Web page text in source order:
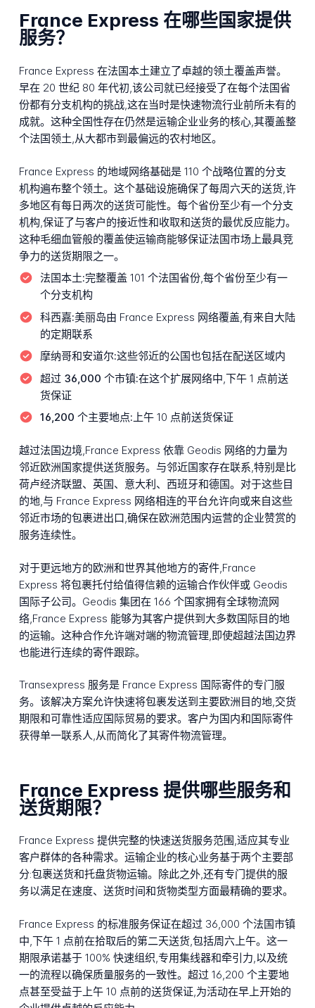
France Express 在哪些国家提供
服务？
France Express 在法国本土建立了卓越的领土覆盖声誉。
早在 20 世纪 80 年代初,该公司就已经接受了在每个法国省
份都有分支机构的挑战,这在当时是快速物流行业前所未有的
成就。这种全国性存在仍然是运输企业业务的核心,其覆盖整
个法国领土,从大都市到最偏远的农村地区。
France Express 的地域网络基础是 110 个战略位置的分支
机构遍布整个领土。这个基础设施确保了每周六天的送货,许
多地区有每日两次的送货可能性。每个省份至少有一个分支
机构,保证了与客户的接近性和收取和送货的最优反应能力。
这种毛细血管般的覆盖使运输商能够保证法国市场上最具竞
争力的送货期限之一。
法国本土:完整覆盖 101 个法国省份,每个省份至少有一
个分支机构
科西嘉:美丽岛由 France Express 网络覆盖,有来自大陆
的定期联系
摩纳哥和安道尔:这些邻近的公国也包括在配送区域内
超过 36,000 个市镇:在这个扩展网络中,下午 1 点前送
货保证
16,200 个主要地点:上午 10 点前送货保证
越过法国边境,France Express 依靠 Geodis 网络的力量为
邻近欧洲国家提供送货服务。与邻近国家存在联系,特别是比
荷卢经济联盟、英国、意大利、西班牙和德国。对于这些目
的地,与 France Express 网络相连的平台允许向或来自这些
邻近市场的包裹进出口,确保在欧洲范围内运营的企业赞赏的
服务连续性。
对于更远地方的欧洲和世界其他地方的寄件,France
Express 将包裹托付给值得信赖的运输合作伙伴或 Geodis
国际子公司。Geodis 集团在 166 个国家拥有全球物流网
络,France Express 能够为其客户提供到大多数国际目的地
的运输。这种合作允许端对端的物流管理,即使超越法国边界
也能进行连续的寄件跟踪。
Transexpress 服务是 France Express 国际寄件的专门服
务。该解决方案允许快速将包裹发送到主要欧洲目的地,交货
期限和可靠性适应国际贸易的要求。客户为国内和国际寄件
获得单一联系人,从而简化了其寄件物流管理。
France Express 提供哪些服务和
送货期限？
France Express 提供完整的快速送货服务范围,适应其专业
客户群体的各种需求。运输企业的核心业务基于两个主要部
分:包裹送货和托盘货物运输。除此之外,还有专门提供的服
务以满足在速度、送货时间和货物类型方面最精确的要求。
France Express 的标准服务保证在超过 36,000 个法国市镇
中,下午 1 点前在拾取后的第二天送货,包括周六上午。这一
期限承诺基于 100% 快速组织,专用集线器和牵引力,以及统
一的流程以确保质量服务的一致性。超过 16,200 个主要地
点甚至受益于上午 10 点前的送货保证,为活动在早上开始的